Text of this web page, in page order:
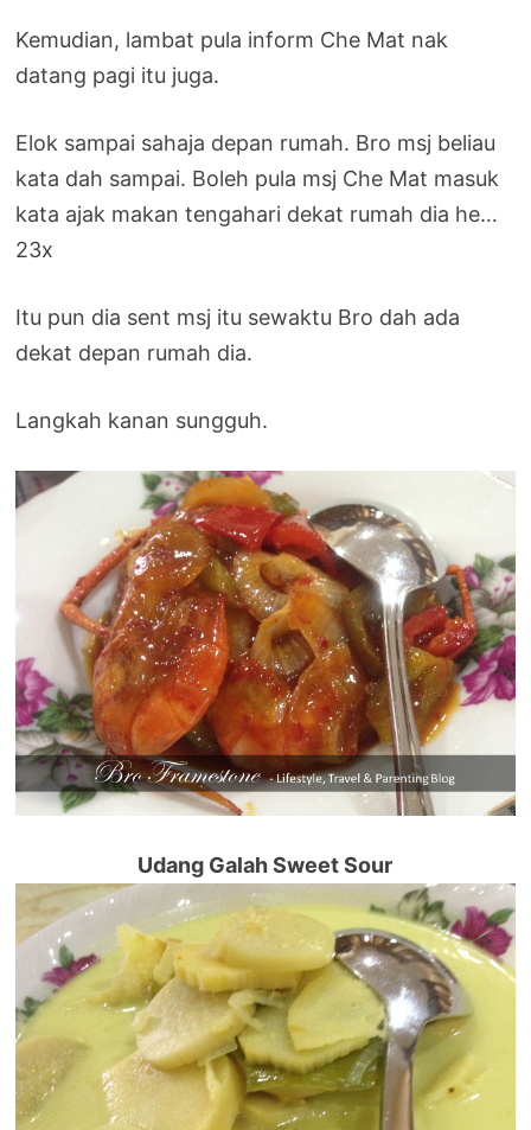
Kemudian, lambat pula inform Che Mat nak
datang pagi itu juga.
Elok sampai sahaja depan rumah. Bro msj beliau
kata dah sampai. Boleh pula msj Che Mat masuk
kata ajak makan tengahari dekat rumah dia he…
23x
Itu pun dia sent msj itu sewaktu Bro dah ada
dekat depan rumah dia.
Langkah kanan sungguh.
Udang Galah Sweet Sour